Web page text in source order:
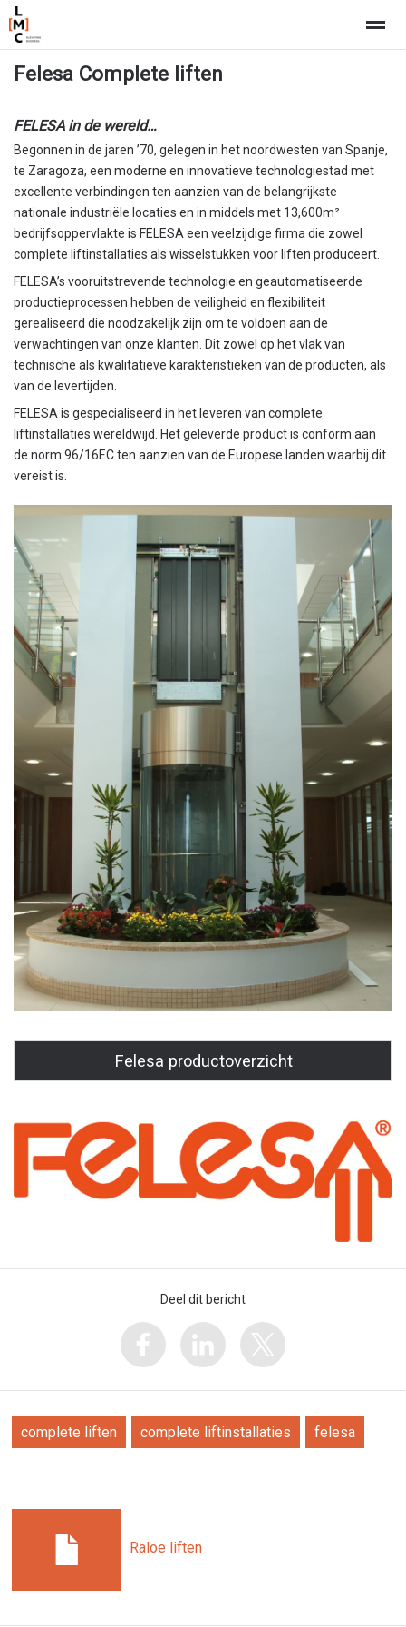
Home Nieuws Pagina's Bellen
Felesa Complete liften
FELESA in de wereld…
Begonnen in de jaren ’70, gelegen in het noordwesten van Spanje,
te Zaragoza, een moderne en innovatieve technologiestad met
excellente verbindingen ten aanzien van de belangrijkste
nationale industriële locaties en in middels met 13,600m²
bedrijfsoppervlakte is FELESA een veelzijdige firma die zowel
complete liftinstallaties als wisselstukken voor liften produceert.
FELESA’s vooruitstrevende technologie en geautomatiseerde
productieprocessen hebben de veiligheid en flexibiliteit
gerealiseerd die noodzakelijk zijn om te voldoen aan de
verwachtingen van onze klanten. Dit zowel op het vlak van
technische als kwalitatieve karakteristieken van de producten, als
van de levertijden.
FELESA is gespecialiseerd in het leveren van complete
liftinstallaties wereldwijd. Het geleverde product is conform aan
de norm 96/16EC ten aanzien van de Europese landen waarbij dit
vereist is.
Felesa productoverzicht
Deel dit bericht
complete liften complete liftinstallaties felesa
Raloe liften